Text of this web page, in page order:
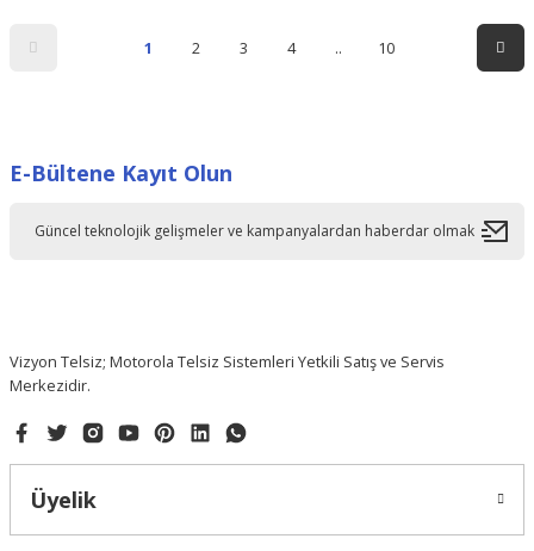
1 2 3 4 .. 10
E-Bültene Kayıt Olun
Vizyon Telsiz; Motorola Telsiz Sistemleri Yetkili Satış ve Servis
Merkezidir.
Üyelik